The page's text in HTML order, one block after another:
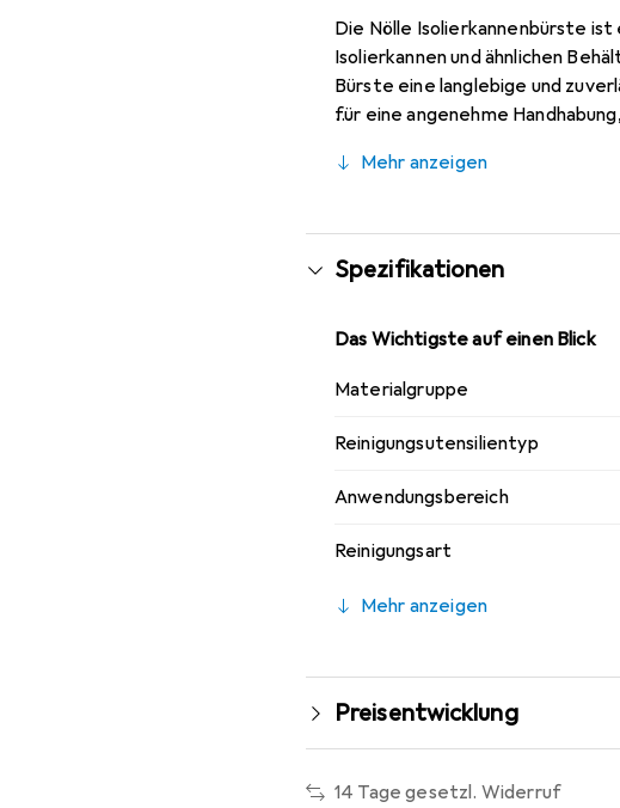
Die Nölle Isolierkannenbürste
Isolierkannen und ähnlichen
Bürste eine langlebige und
für eine angenehme
privaten als auch für den
Hygiene legen.
Mehr anzeigen
Spezifikationen
Das Wichtigste auf einen Blick
Materialgruppe
Reinigungsutensilientyp
Anwendungsbereich
Reinigungsart
Mehr anzeigen
Preisentwicklung
14 Tage gesetzl. Widerruf